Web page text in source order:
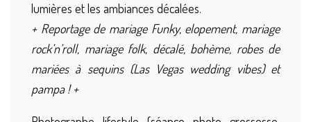
lumières et les ambiances décalées.
+ Reportage de mariage Funky, elopement, mariage
rock’n’roll, mariage folk, décalé, bohème, robes de
mariées à sequins (Las Vegas wedding vibes) et
pampa ! +